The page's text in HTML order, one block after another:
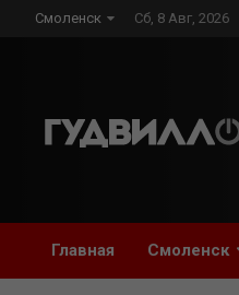
Смоленск Сб, 8 Авг, 2026
Главная Смоленск